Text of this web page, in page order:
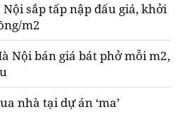
sắp tấp nập đấu giá, khởi
m2
Nội bán giá bát phở mỗi m2,
nhà tại dự án ‘ma’